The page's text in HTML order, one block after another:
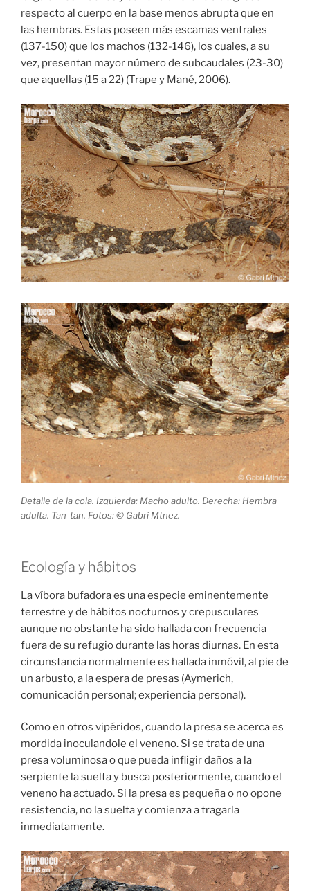
respecto al cuerpo en la base menos abrupta que en
las hembras. Estas poseen más escamas ventrales
(137-150) que los machos (132-146), los cuales, a su
vez, presentan mayor número de subcaudales (23-30)
que aquellas (15 a 22) (Trape y Mané, 2006).
Detalle de la cola. Izquierda: Macho adulto. Derecha: Hembra
adulta. Tan-tan. Fotos: © Gabri Mtnez.
Ecología y hábitos
La víbora bufadora es una especie eminentemente
terrestre y de hábitos nocturnos y crepusculares
aunque no obstante ha sido hallada con frecuencia
fuera de su refugio durante las horas diurnas. En esta
circunstancia normalmente es hallada inmóvil, al pie de
un arbusto, a la espera de presas (Aymerich,
comunicación personal; experiencia personal).
Como en otros vipéridos, cuando la presa se acerca es
mordida inoculandole el veneno. Si se trata de una
presa voluminosa o que pueda infligir daños a la
serpiente la suelta y busca posteriormente, cuando el
veneno ha actuado. Si la presa es pequeña o no opone
resistencia, no la suelta y comienza a tragarla
inmediatamente.